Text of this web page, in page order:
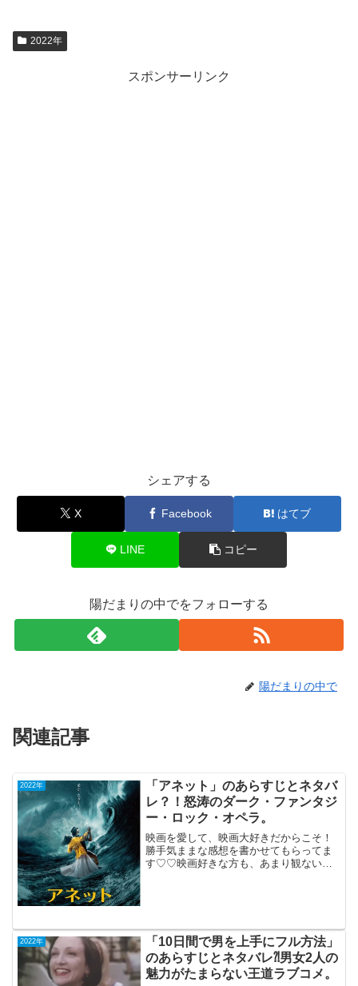
2022年
スポンサーリンク
シェアする
X Facebook はてブ
LINE コピー
陽だまりの中でをフォローする
陽だまりの中で
関連記事
2022年
「アネット」のあらすじとネタバ
レ？！怒涛のダーク・ファンタジ
ー・ロック・オペラ。
映画を愛して、映画大好きだからこそ！
勝手気ままな感想を書かせてもらってま
す♡♡映画好きな方も、あまり観ない方
2022年
「10日間で男を上手にフル方法」
のあらすじとネタバレ⁈男女2人の
魅力がたまらない王道ラブコメ。